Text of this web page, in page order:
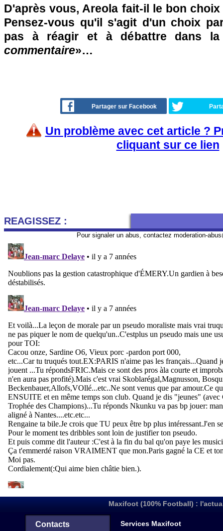
D'après vous, Areola fait-il le bon
Pensez-vous qu'il s'agit d'un choix
pas à réagir et à débattre dans
commentaire»…
Partager sur Facebook
Un problème avec cet article ?
cliquant sur ce lien
REAGISSEZ :
Pour signaler un abus, contactez moderation-
Maxifoot (100% Football) :
Contacts Services Maxifoot